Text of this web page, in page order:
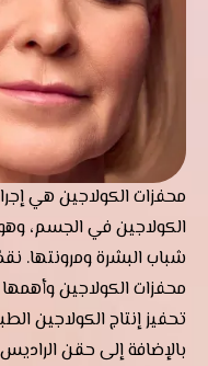
محفزات الكولاجين هي
الكولاجين في الجسم،
شباب البشرة ومرونتها.
محفزات الكولاجين
تحفيز إنتاج الكولاجين
بالإضافة إلى حقن